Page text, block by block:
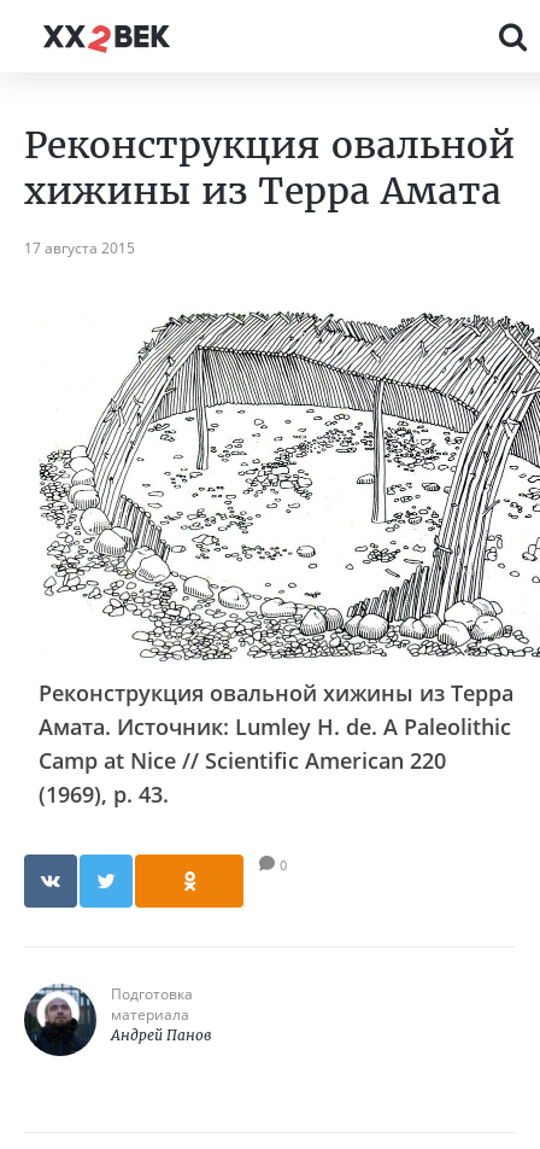
Реконструкция овальной
хижины из Терра Амата
17 августа 2015
Реконструкция овальной хижины из Терра
Амата. Источник: Lumley H. de. A Paleolithic
Camp at Nice // Scientific American 220
(1969), p. 43.
0
Подготовка
материала
Андрей Панов